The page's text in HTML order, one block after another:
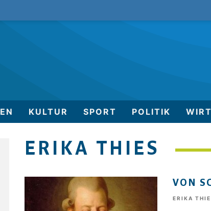
KULTUR SPORT POLITIK
ERIKA THIES
VON
ERIKA